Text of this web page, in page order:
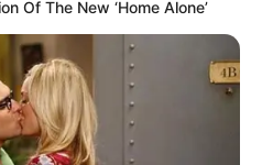
Of The New ‘Home Alone’